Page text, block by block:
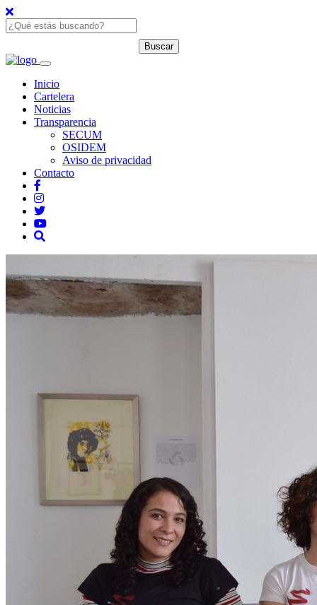
Inicio
Cartelera
Noticias
Transparencia
SECUM
OSIDEM
Aviso de privacidad
Contacto